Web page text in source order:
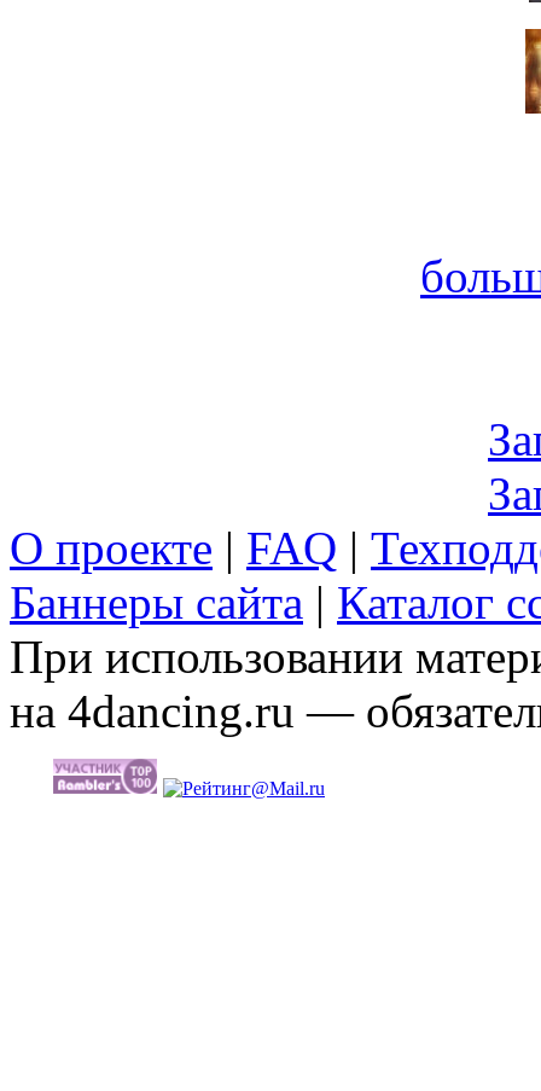
О проекте | FAQ |
Баннеры сайта | Каталог
При использовании
на 4dancing.ru —